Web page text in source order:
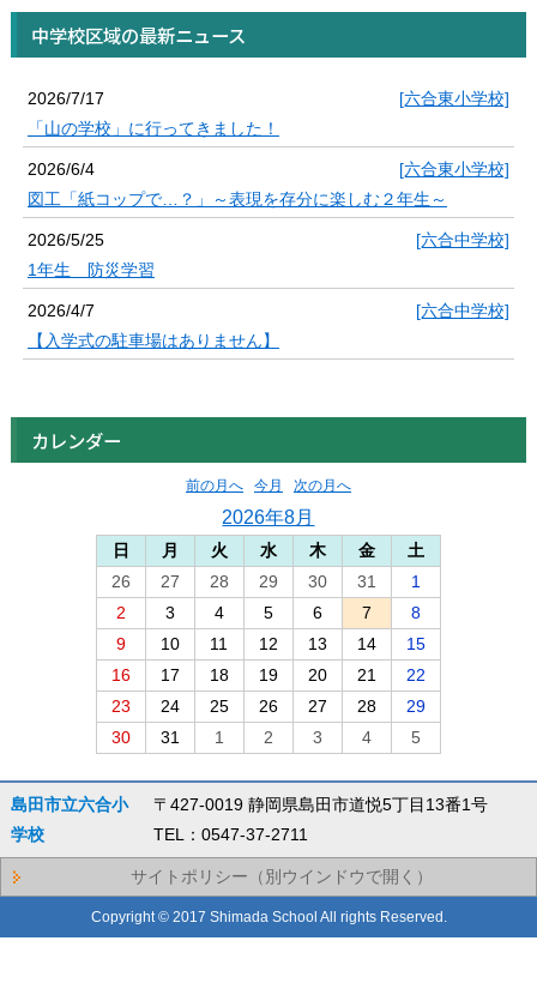
中学校区域の最新ニュース
2026/7/17
[六合東小学校]
「山の学校」に行ってきました！
2026/6/4
[六合東小学校]
図工「紙コップで…？」～表現を存分に楽しむ２年生～
2026/5/25
[六合中学校]
1年生 防災学習
2026/4/7
[六合中学校]
【入学式の駐車場はありません】
カレンダー
前の月へ 今月 次の月へ
2026年8月
日 月 火 水 木 金
土
26
27 28 29 30 31
1
2
3 4 5 6 7
8
9
10 11 12 13 14
15
16
17 18 19 20 21
22
23
24 25 26 27 28
29
30
31 1 2 3 4 5
島田市立六合小
学校
〒427-0019 静岡県島田市道悦5丁目13番1号
TEL：0547-37-2711
サイトポリシー（別ウインドウで開く）
Copyright © 2017 Shimada School All rights Reserved.